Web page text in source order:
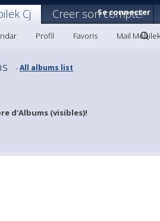
Se connecter
Cj Creer son compte!
Profil Favoris Mail
-All albums list
d'Albums (visibles)!